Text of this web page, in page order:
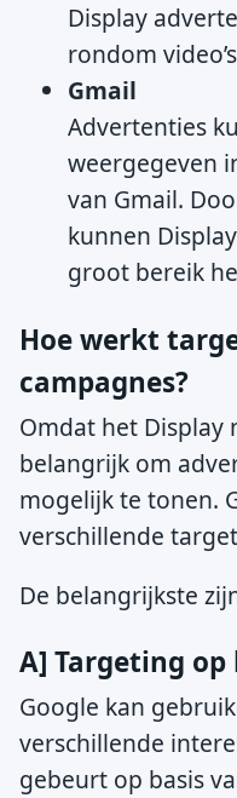
Display
rondom
Gmail
Advertenties
weergegeven
van Gmail.
kunnen
groot bereik
Hoe werkt
campagnes?
Omdat het Display
belangrijk om
mogelijk te tonen.
verschillende
De belangrijkste
A] Targeting op
Google kan
verschillende
gebeurt op basis